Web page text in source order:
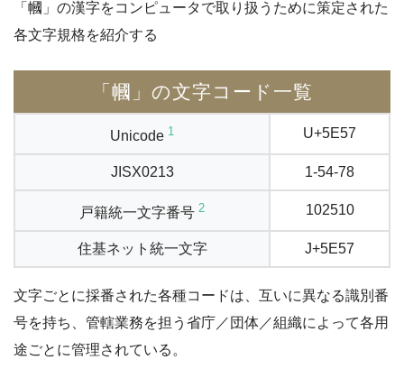
「幗」の漢字をコンピュータで取り扱うために策定された
各文字規格を紹介する
「幗」の文字コード一覧
Unicode 1 U+5E57
JISX0213 1-54-78
戸籍統一文字番号 2 102510
住基ネット統一文字 J+5E57
文字ごとに採番された各種コードは、互いに異なる識別番
号を持ち、管轄業務を担う省庁／団体／組織によって各用
途ごとに管理されている。